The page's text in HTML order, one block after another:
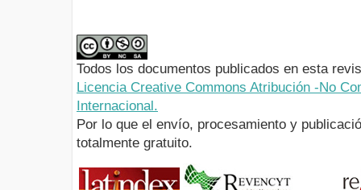
Todos los documentos publicados en esta
Licencia Creative Commons Atribución -No
Internacional.
Por lo que el envío, procesamiento y
totalmente gratuito.